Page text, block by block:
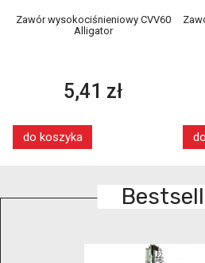
Zawór wysokociśnieniowy CVV60
Alligator
5,41 zł
do koszyka